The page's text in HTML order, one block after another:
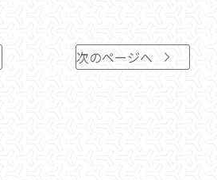
次のページへ